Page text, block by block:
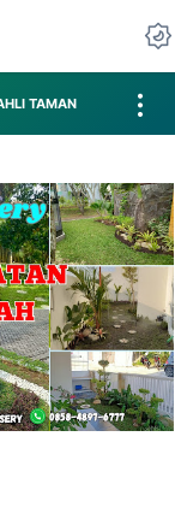
TAMAN